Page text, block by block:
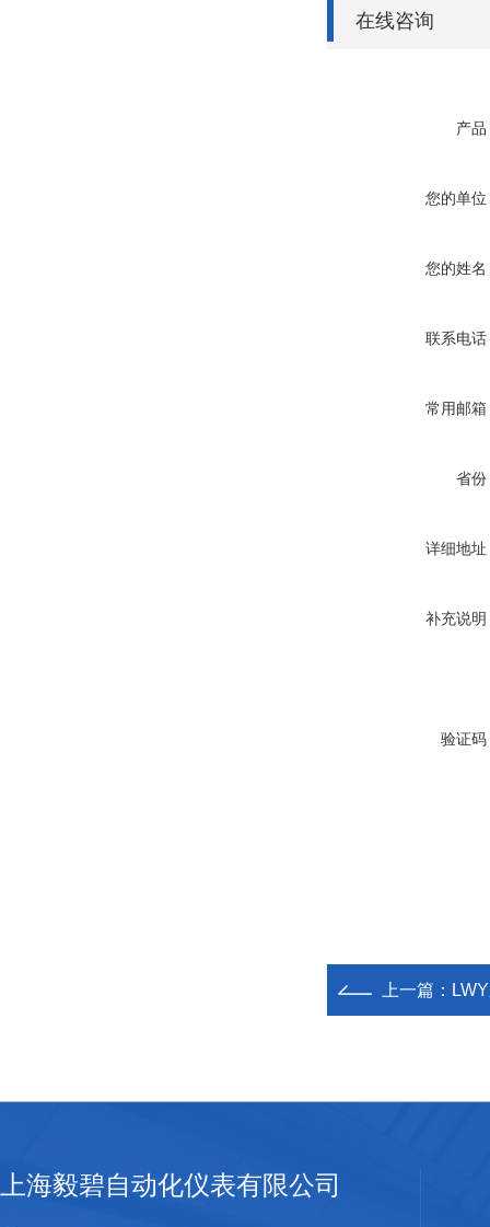
在线咨询
产品
您的单位
您的姓名
联系电话
常用邮箱
省份
详细地址
补充说明
验证码
上一篇：
上海毅碧自动化仪表有限公司